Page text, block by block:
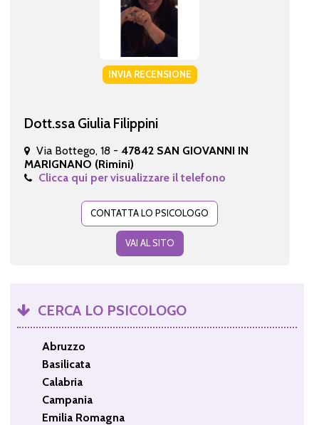
INVIA RECENSIONE
Dott.ssa Giulia Filippini
Via Bottego, 18 - 47842 SAN GIOVANNI IN
MARIGNANO (Rimini)
Clicca qui per visualizzare il telefono
CONTATTA LO PSICOLOGO
VAI AL SITO
CERCA LO PSICOLOGO
Abruzzo
Basilicata
Calabria
Campania
Emilia Romagna